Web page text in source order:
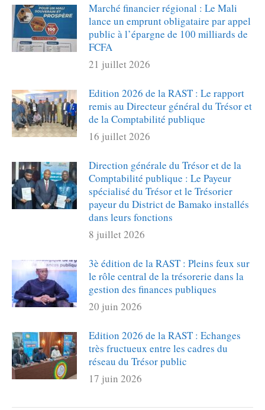
Marché financier régional : Le Mali
lance un emprunt obligataire par appel
public à l’épargne de 100 milliards de
FCFA
21 juillet 2026
Edition 2026 de la RAST : Le rapport
remis au Directeur général du Trésor et
de la Comptabilité publique
16 juillet 2026
Direction générale du Trésor et de la
Comptabilité publique : Le Payeur
spécialisé du Trésor et le Trésorier
payeur du District de Bamako installés
dans leurs fonctions
8 juillet 2026
3è édition de la RAST : Pleins feux sur
le rôle central de la trésorerie dans la
gestion des finances publiques
20 juin 2026
Edition 2026 de la RAST : Echanges
très fructueux entre les cadres du
réseau du Trésor public
17 juin 2026